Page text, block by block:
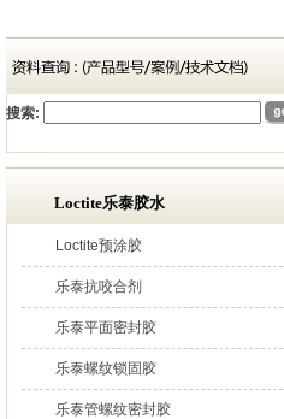
搜索:
Loctite乐泰胶水
Loctite预涂胶
乐泰抗咬合剂
乐泰平面密封胶
乐泰螺纹锁固胶
乐泰管螺纹密封胶